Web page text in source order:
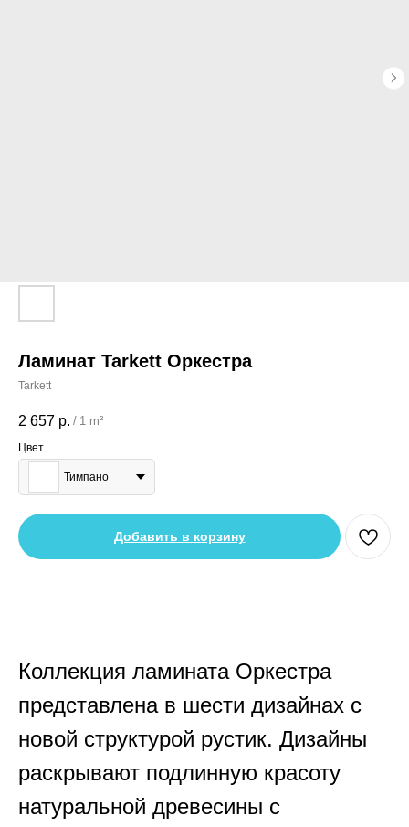
Ламинат Tarkett Оркестра
Tarkett
2 657 р. / 1 m²
Цвет
Тимпано
Добавить в корзину
Коллекция ламината Оркестра
представлена в шести дизайнах с
новой структурой рустик. Дизайны
раскрывают подлинную красоту
натуральной древесины с